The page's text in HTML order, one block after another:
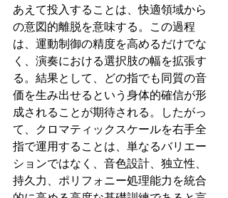
あえて投入することは、快適領域から
の意図的離脱を意味する。この過程
は、運動制御の精度を高めるだけでな
く、演奏における選択肢の幅を拡張す
る。結果として、どの指でも同質の音
価を生み出せるという身体的確信が形
成されることが期待される。したがっ
て、クロマティックスケールを右手全
指で運用することは、単なるバリエー
ションではなく、音色設計、独立性、
持久力、ポリフォニー処理能力を統合